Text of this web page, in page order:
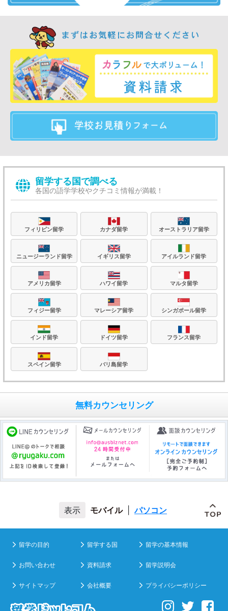
留学する国で調べる
各国の語学学校やクチコミ情報が満載！
フィリピン留学 カナダ留学 オーストラリア留学
ニュージーランド留学 イギリス留学 アイルランド留学
アメリカ留学 ハワイ留学 マルタ留学
フィジー留学 マレーシア留学 シンガポール留学
インド留学 ドイツ留学 フランス留学
スペイン留学 バリ島留学
無料カウンセリング
モバイル パソコン
留学の目的 留学する国 留学の基本情報
お問い合わせ 資料請求 留学説明会
サイトマップ 会社概要 プライバシーポリシー